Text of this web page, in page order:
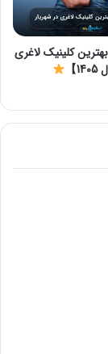
تا از بهترین کلینیک لاغری
】